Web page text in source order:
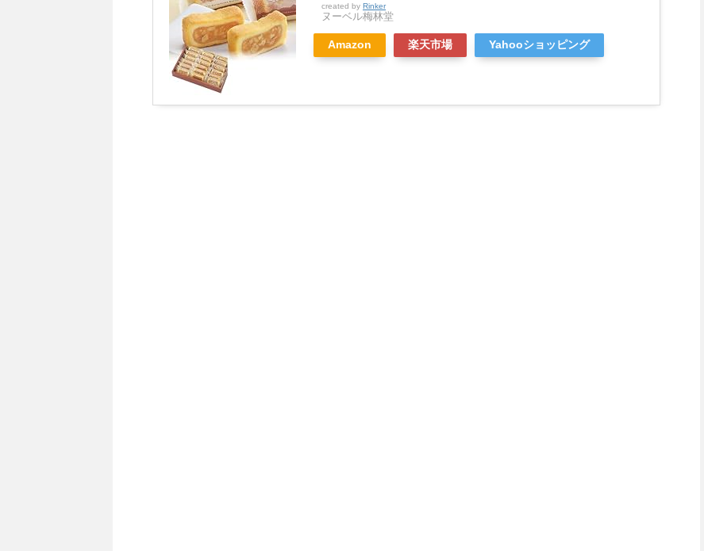
created by Rinker
ヌーベル梅林堂
Amazon 楽天市場 Yahooショッピング